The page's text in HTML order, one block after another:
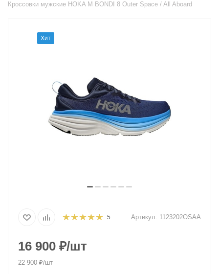
Кроссовки мужские HOKA M BONDI 8 Outer Space / All Aboard
Хит
5 Артикул: 1123202OSAA
16 900 ₽/шт
22 900₽/шт